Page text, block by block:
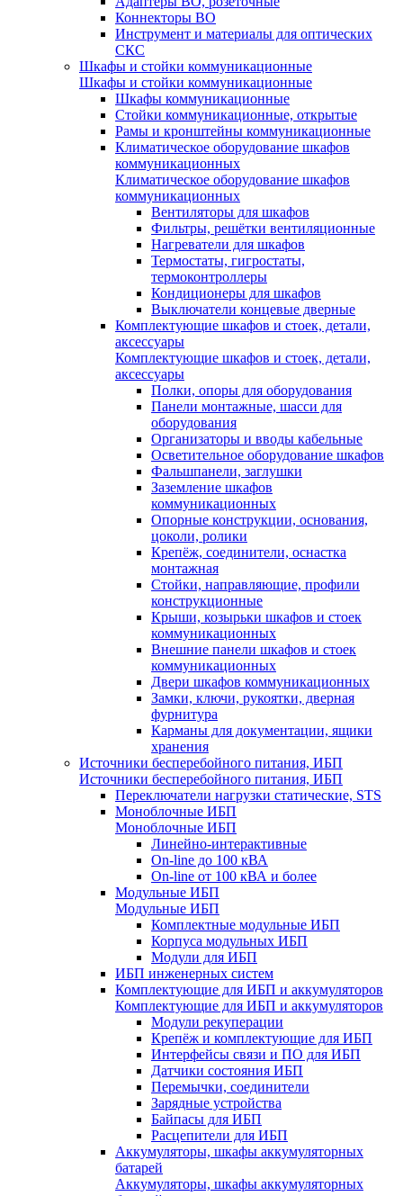
Коннекторы ВО
Инструмент и материалы для оптических
СКС
Шкафы и стойки коммуникационные
Шкафы и стойки коммуникационные
Шкафы коммуникационные
Стойки коммуникационные, открытые
Рамы и кронштейны коммуникационные
Климатическое оборудование шкафов
коммуникационных
Климатическое оборудование шкафов
коммуникационных
Вентиляторы для шкафов
Фильтры, решётки вентиляционные
Нагреватели для шкафов
Термостаты, гигростаты,
термоконтроллеры
Кондиционеры для шкафов
Выключатели концевые дверные
Комплектующие шкафов и стоек, детали,
аксессуары
Комплектующие шкафов и стоек, детали,
аксессуары
Полки, опоры для оборудования
Панели монтажные, шасси для
оборудования
Организаторы и вводы кабельные
Осветительное оборудование шкафов
Фальшпанели, заглушки
Заземление шкафов
коммуникационных
Опорные конструкции, основания,
цоколи, ролики
Крепёж, соединители, оснастка
монтажная
Стойки, направляющие, профили
конструкционные
Крыши, козырьки шкафов и стоек
коммуникационных
Внешние панели шкафов и стоек
коммуникационных
Двери шкафов коммуникационных
Замки, ключи, рукоятки, дверная
фурнитура
Карманы для документации, ящики
хранения
Источники бесперебойного питания, ИБП
Источники бесперебойного питания, ИБП
Переключатели нагрузки статические, STS
Моноблочные ИБП
Моноблочные ИБП
Линейно-интерактивные
On-line до 100 кВА
On-line от 100 кВА и более
Модульные ИБП
Модульные ИБП
Комплектные модульные ИБП
Корпуса модульных ИБП
Модули для ИБП
ИБП инженерных систем
Комплектующие для ИБП и аккумуляторов
Комплектующие для ИБП и аккумуляторов
Модули рекуперации
Крепёж и комплектующие для ИБП
Интерфейсы связи и ПО для ИБП
Датчики состояния ИБП
Перемычки, соединители
Зарядные устройства
Байпасы для ИБП
Расцепители для ИБП
Аккумуляторы, шкафы аккумуляторных
батарей
Аккумуляторы, шкафы аккумуляторных